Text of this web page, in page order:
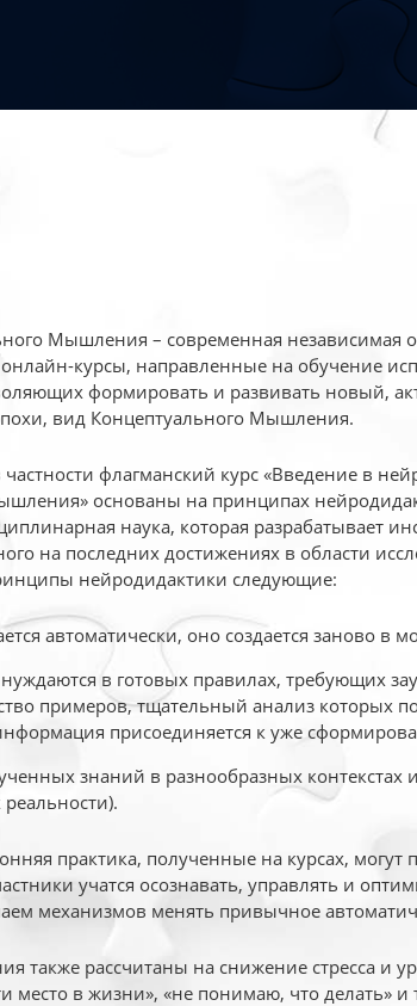
Мышления – современная независимая
онлайн-курсы, направленные на обучение
формировать и развивать новый,
вид Концептуального Мышления.
флагманский курс «Введение в
основаны на принципах
наука, которая разрабатывает
на последних достижениях в области
нейродидактики следующие:
автоматически, оно создается заново в
в готовых правилах, требующих
примеров, тщательный анализ которых
присоединяется к уже
знаний в разнообразных контекстах
практика, полученные на курсах,
учатся осознавать, управлять и
механизмов менять привычное
также рассчитаны на снижение стресса и
место в жизни», «не понимаю, что